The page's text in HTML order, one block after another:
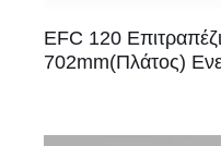
EFC 120
702mm(Πλάτος)